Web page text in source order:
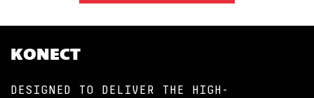
KONECT
DESIGNED TO DELIVER THE HIGH-